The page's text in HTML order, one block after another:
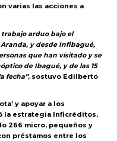
varias las acciones a
trabajo arduo bajo el
y desde Infibagué,
que han visitado y se
de Ibagué, y de las 15
fecha”, sostuvo Edilberto
y apoyar a los
la estrategia Inficréditos,
266 micro, pequeños y
préstamos entre los